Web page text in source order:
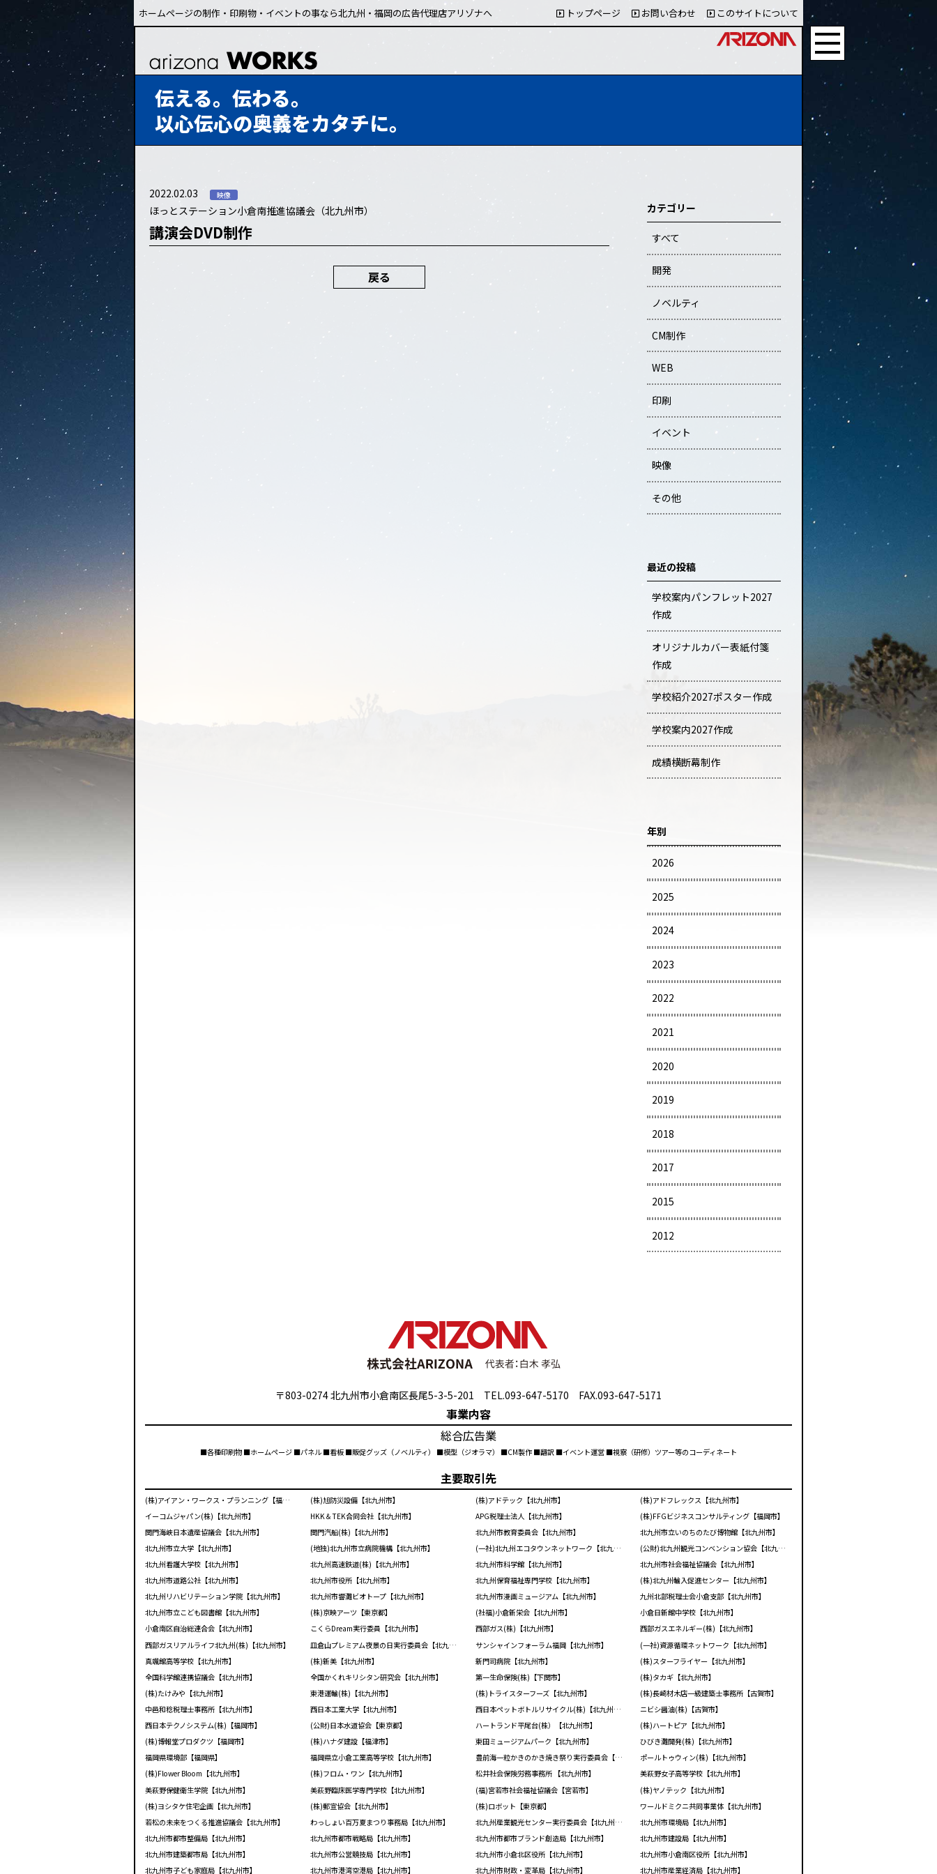
ホームページの制作・印刷物・イベントの事なら北九州・福岡の広告代理店アリゾナへ トップページ お問い合わせ このサイトについて
伝える。伝わる。
以心伝心の奥義をカタチに。
2022.02.03 映像
ほっとステーション小倉南推進協議会（北九州市）
講演会DVD制作
戻る
カテゴリー
すべて
開発
ノベルティ
CM制作
WEB
印刷
イベント
映像
その他
最近の投稿
学校案内パンフレット2027
作成
オリジナルカバー表紙付箋
作成
学校紹介2027ポスター作成
学校案内2027作成
成績横断幕制作
年別
2026
2025
2024
2023
2022
2021
2020
2019
2018
2017
2015
2012
〒803-0274 北九州市小倉南区長尾5-3-5-201 TEL.093-647-5170 FAX.093-647-5171
事業内容
総合広告業
■各種印刷物 ■ホームページ ■パネル ■看板 ■販促グッズ（ノベルティ） ■模型（ジオラマ） ■CM製作 ■翻訳 ■イベント運営 ■視察（研修）ツアー等のコーディネート
主要取引先
(株)アイアン・ワークス・プランニング【福岡市】 (株)旭防災設備【北九州市】 (株)アドテック【北九州市】
(株)アドフレックス【北九州市】
イーコムジャパン(株)【北九州市】
HKK＆TEK合同会社【北九州市】 APG税理士法人【北九州市】
(株)FFGビジネスコンサルティング【福岡市】
関門海峡日本遺産協議会【北九州市】
関門汽船(株)【北九州市】 北九州市教育委員会【北九州市】
北九州市立いのちのたび博物館【北九州市】
北九州市立大学【北九州市】
(地独)北九州市立病院機構【北九州市】 (一社)北九州エコタウンネットワーク【北九州市】
(公財)北九州観光コンベンション協会【北九州市】
北九州看護大学校【北九州市】
北九州高速鉄道(株)【北九州市】 北九州市科学館【北九州市】
北九州市社会福祉協議会【北九州市】
北九州市道路公社【北九州市】
北九州市役所【北九州市】 北九州保育福祉専門学校【北九州市】
(株)北九州輸入促進センター【北九州市】
北九州リハビリテーション学院【北九州市】
北九州市響灘ビオトープ【北九州市】 北九州市漫画ミュージアム【北九州市】
九州北部税理士会小倉支部【北九州市】
北九州市立こども図書館【北九州市】
(株)京映アーツ【東京都】 (社福)小倉新栄会【北九州市】
小倉日新館中学校【北九州市】
小倉南区自治総連合会【北九州市】
こくらDream実行委員【北九州市】 西部ガス(株)【北九州市】
西部ガスエネルギー(株)【北九州市】
西部ガスリアルライフ北九州(株)【北九州市】
皿倉山プレミアム夜景の日実行委員会【北九州市】 サンシャインフォーラム福岡【北九州市】
(一社)資源循環ネットワーク【北九州市】
真颯館高等学校【北九州市】
(株)新美【北九州市】 新門司病院【北九州市】
(株)スターフライヤー【北九州市】
全国科学館連携協議会【北九州市】
全国かくれキリシタン研究会【北九州市】 第一生命保険(株)【下関市】
(株)タカギ【北九州市】
(株)たけみや【北九州市】
東港運輸(株)【北九州市】 (株)トライスターフーズ【北九州市】
(株)長崎材木店一級建築士事務所【古賀市】
中邑和稔税理士事務所【北九州市】
西日本工業大学【北九州市】 西日本ペットボトルリサイクル(株)【北九州市】
ニビシ醤油(株)【古賀市】
西日本テクノシステム(株)【福岡市】
(公財)日本水道協会【東京都】 ハートランド平尾台(株）【北九州市】
(株)ハートピア【北九州市】
(株)博報堂プロダクツ【福岡市】
(株)ハナダ建設【福津市】 東田ミュージアムパーク【北九州市】
ひびき灘開発(株)【北九州市】
福岡県環境部【福岡県】
福岡県立小倉工業高等学校【北九州市】 豊前海一粒かきのかき焼き祭り実行委員会【北九州市】
ポールトゥウィン(株)【北九州市】
(株)Flower Bloom【北九州市】
(株)フロム・ワン【北九州市】 松井社会保険労務事務所 【北九州市】
美萩野女子高等学校【北九州市】
美萩野保健衛生学院【北九州市】
美萩野臨床医学専門学校【北九州市】 (福)宮若市社会福祉協議会【宮若市】
(株)ヤノテック【北九州市】
(株)ヨシタケ住宅企画【北九州市】
(株)郵宣協会【北九州市】 (株)ロボット【東京都】
ワールドミクニ共同事業体【北九州市】
若松の未来をつくる推進協議会【北九州市】
わっしょい百万夏まつり事務局【北九州市】 北九州産業観光センター実行委員会【北九州市】
北九州市環境局【北九州市】
北九州市都市整備局【北九州市】
北九州市都市戦略局【北九州市】 北九州市都市ブランド創造局【北九州市】
北九州市建設局【北九州市】
北九州市建築都市局【北九州市】
北九州市公営競技局【北九州市】 北九州市小倉北区役所【北九州市】
北九州市小倉南区役所【北九州市】
北九州市子ども家庭局【北九州市】
北九州市港湾空港局【北九州市】 北九州市財政・変革局【北九州市】 北九州市産業経済局【北九州市】